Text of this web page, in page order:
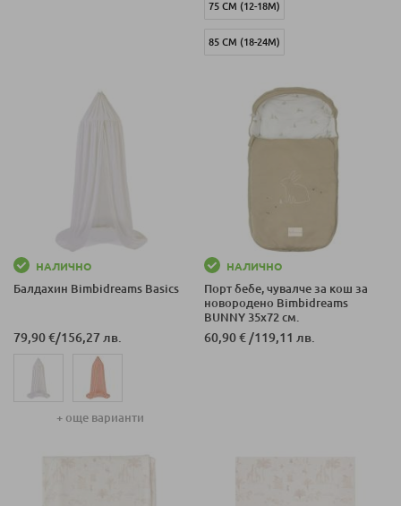
75 СМ (12-18М)
85 СМ (18-24М)
НАЛИЧНО
Балдахин Bimbidreams Basics
79,90 €/156,27 лв.
+ още варианти
НАЛИЧНО
Порт бебе, чувалче за кош за
новородено Bimbidreams
BUNNY 35x72 см.
60,90 € /119,11 лв.